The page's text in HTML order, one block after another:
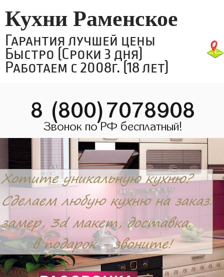
Кухни Раменское
Гарантия лучшей цены
Быстро (Сроки 3 дня)
Работаем с 2008г. (18 лет)
8 (800)7078908
Звонок по РФ бесплатный!